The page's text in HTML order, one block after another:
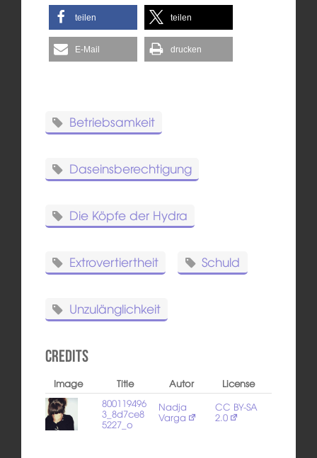
teilen teilen
E-Mail drucken
Betriebsamkeit
Daseinsberechtigung
Die Köpfe der Hydra
Extrovertiertheit Schuld
Unzulänglichkeit
Credits
Image Title Autor
License
800119496
3_8d7ce8
5227_o
Nadja
Varga
CC BY-SA
2.0